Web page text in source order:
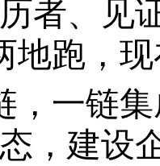
者、见
地跑，
，一链
，建设